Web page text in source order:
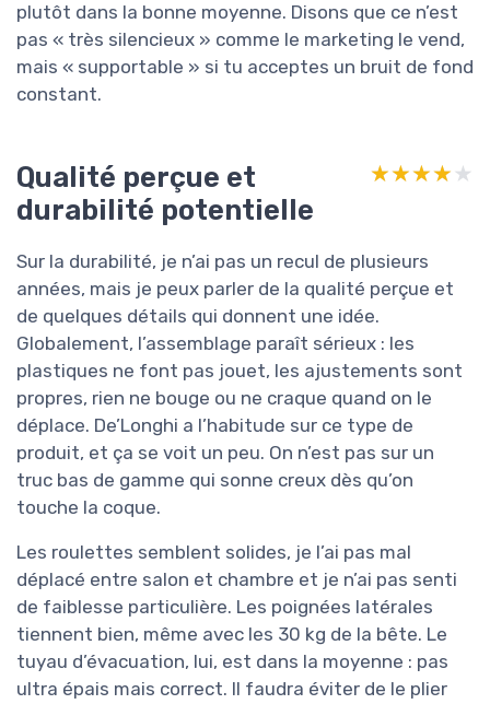
plutôt dans la bonne moyenne. Disons que ce n’est
pas « très silencieux » comme le marketing le vend,
mais « supportable » si tu acceptes un bruit de fond
constant.
Qualité perçue et
durabilité potentielle
★★★★★
★★★★★
Sur la durabilité, je n’ai pas un recul de plusieurs
années, mais je peux parler de la qualité perçue et
de quelques détails qui donnent une idée.
Globalement, l’assemblage paraît sérieux : les
plastiques ne font pas jouet, les ajustements sont
propres, rien ne bouge ou ne craque quand on le
déplace. De’Longhi a l’habitude sur ce type de
produit, et ça se voit un peu. On n’est pas sur un
truc bas de gamme qui sonne creux dès qu’on
touche la coque.
Les roulettes semblent solides, je l’ai pas mal
déplacé entre salon et chambre et je n’ai pas senti
de faiblesse particulière. Les poignées latérales
tiennent bien, même avec les 30 kg de la bête. Le
tuyau d’évacuation, lui, est dans la moyenne : pas
ultra épais mais correct. Il faudra éviter de le plier